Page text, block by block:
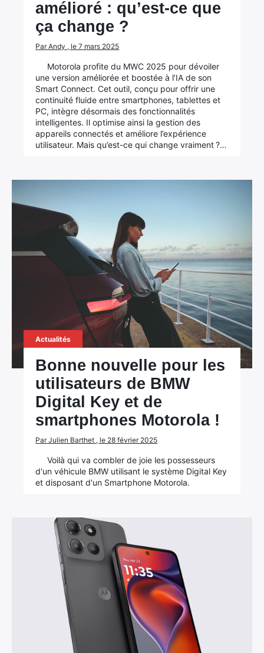
amélioré : qu’est-ce que
ça change ?
Par Andy , le 7 mars 2025
Motorola profite du MWC 2025 pour dévoiler
une version améliorée et boostée à l’IA de son
Smart Connect. Cet outil, conçu pour offrir une
continuité fluide entre smartphones, tablettes et
PC, intègre désormais des fonctionnalités
intelligentes. Il optimise ainsi la gestion des
appareils connectés et améliore l’expérience
utilisateur. Mais qu’est-ce qui change vraiment ?…
Actualités
Bonne nouvelle pour les
utilisateurs de BMW
Digital Key et de
smartphones Motorola !
Par Julien Barthet , le 28 février 2025
Voilà qui va combler de joie les possesseurs
d'un véhicule BMW utilisant le système Digital Key
et disposant d'un Smartphone Motorola.